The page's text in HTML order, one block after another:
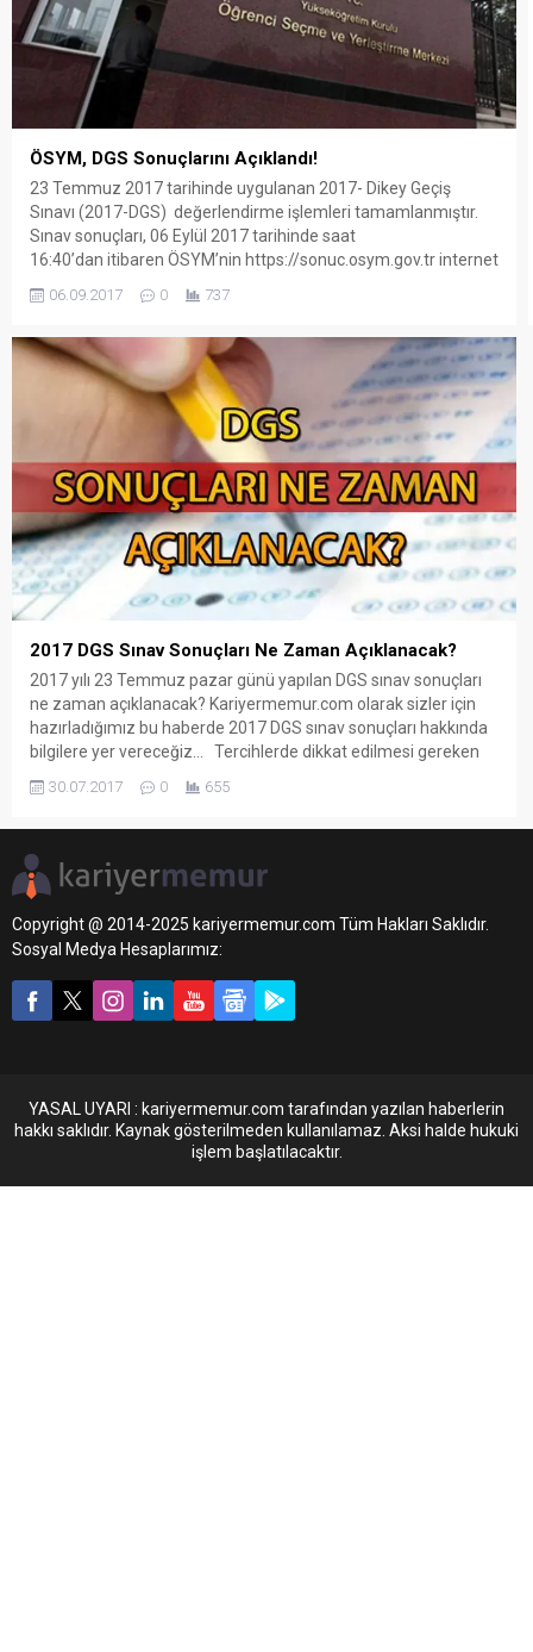
ÖSYM, DGS Sonuçlarını Açıklandı!
23 Temmuz 2017 tarihinde uygulanan 2017- Dikey Geçiş
Sınavı (2017-DGS) değerlendirme işlemleri tamamlanmıştır.
Sınav sonuçları, 06 Eylül 2017 tarihinde saat
16:40’dan itibaren ÖSYM’nin https://sonuc.osym.gov.tr internet
belirtilenen internet adresinden T.C. Kimlik Numaraları ve
ÖĞRENMEK İÇİN TIKLAYINIZ
06.09.2017 0 737
2017 DGS Sınav Sonuçları Ne Zaman Açıklanacak?
2017 yılı 23 Temmuz pazar günü yapılan DGS sınav sonuçları
ne zaman açıklanacak? Kariyermemur.com olarak sizler için
hazırladığımız bu haberde 2017 DGS sınav sonuçları hakkında
bilgilere yer vereceğiz… Tercihlerde dikkat edilmesi gereken
tercih kılavuzunu yayımlayacak. Eğitim uzmanları, kılavuzda
30.07.2017 0 655
Copyright @ 2014-2025 kariyermemur.com Tüm Hakları Saklıdır.
Sosyal Medya Hesaplarımız:
YASAL UYARI : kariyermemur.com tarafından yazılan haberlerin
hakkı saklıdır. Kaynak gösterilmeden kullanılamaz. Aksi halde hukuki
işlem başlatılacaktır.